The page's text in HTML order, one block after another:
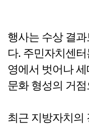
행사는 수상 결
다. 주민자치센
영에서 벗어나
문화 형성의 거
최근 지방자치의